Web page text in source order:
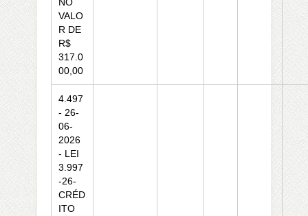
VALO
R DE
R$
317.0
00,00
4.497
- 26-
06-
2026
- LEI
3.997
-26-
CRÉD
ITO